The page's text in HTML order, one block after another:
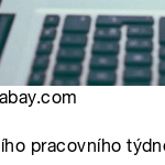
pracovního